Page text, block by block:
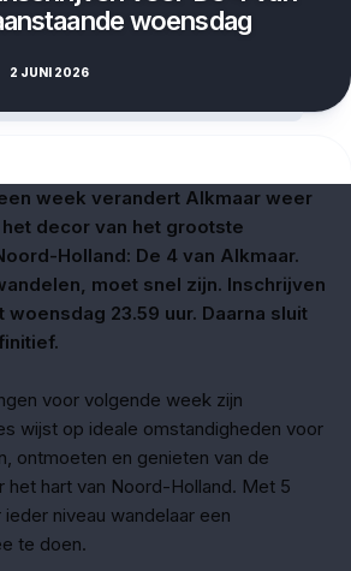
woensdag
2 JUNI 2026
week verandert Alkmaar weer
decor van het grootste
Holland: De 4 van Alkmaar.
moet snel zijn. Inschrijven
woensdag 23.59 uur. Daarna sluit
voor volgende week zijn
wijst op ideale omstandigheden voor
ontmoeten en genieten van de
het hart van Noord-Holland. Met 5
niveau wandelaar een
te doen.